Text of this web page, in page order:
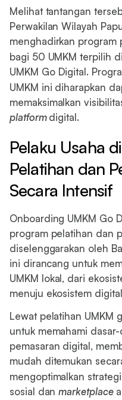
Melihat tantangan
Perwakilan Wilayah
menghadirkan program
bagi 50 UMKM terpilih
UMKM Go Digital.
UMKM ini diharapkan
memaksimalkan
platformdigital.
Pelaku Usaha
Pelatihan dan
Secara Intensif
Onboarding UMKM Go
program pelatihan dan
diselenggarakan oleh
ini dirancang untuk
UMKM lokal, dari
menuju ekosistem
Lewat pelatihan UMKM
untuk memahami
pemasaran digital,
mudah ditemukan
mengoptimalkan
sosial danmarketplace